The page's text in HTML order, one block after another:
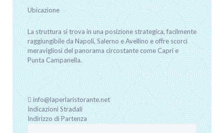
Ubicazione
La struttura si trova in una posizione strategica, facilmente
raggiungibile da Napoli, Salerno e Avellino e offre scorci
meravigliosi del panorama circostante come Capri e
Punta Campanella.
info@laperlaristorante.net
Indicazioni Stradali
Indirizzo di Partenza